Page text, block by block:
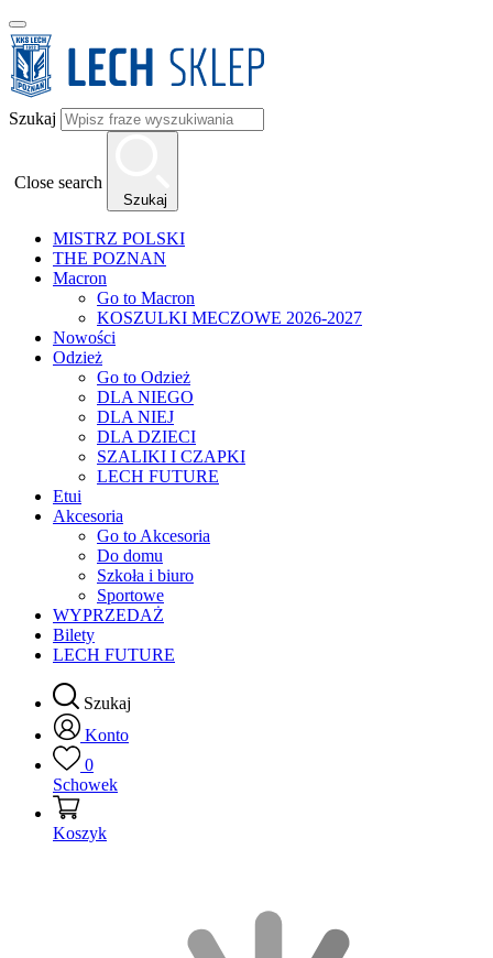
Szukaj
Close search
Szukaj
MISTRZ POLSKI
THE POZNAN
Macron
Go to Macron
KOSZULKI MECZOWE 2026-2027
Nowości
Odzież
Go to Odzież
DLA NIEGO
DLA NIEJ
DLA DZIECI
SZALIKI I CZAPKI
LECH FUTURE
Etui
Akcesoria
Go to Akcesoria
Do domu
Szkoła i biuro
Sportowe
WYPRZEDAŻ
Bilety
LECH FUTURE
Szukaj
Konto
0
Schowek
Koszyk